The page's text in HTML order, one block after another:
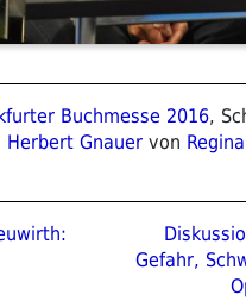
Buchmesse 2016,
Herbert Gnauer von Regina
Nächster
Beitrag
Gefahr,